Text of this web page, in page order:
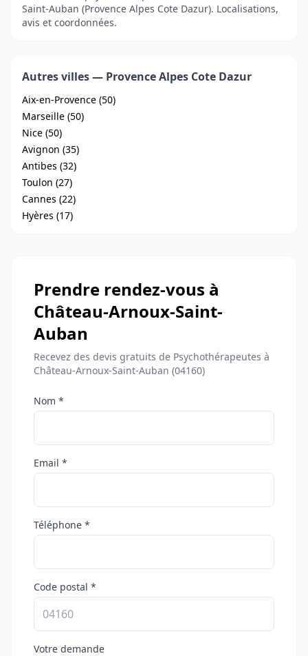
Saint-Auban (Provence Alpes Cote Dazur). Localisations,
avis et coordonnées.
Autres villes — Provence Alpes Cote Dazur
Aix-en-Provence (50)
Marseille (50)
Nice (50)
Avignon (35)
Antibes (32)
Toulon (27)
Cannes (22)
Hyères (17)
Prendre rendez-vous à
Château-Arnoux-Saint-
Auban
Recevez des devis gratuits de Psychothérapeutes à
Château-Arnoux-Saint-Auban (04160)
Nom *
Email *
Téléphone *
Code postal *
Votre demande